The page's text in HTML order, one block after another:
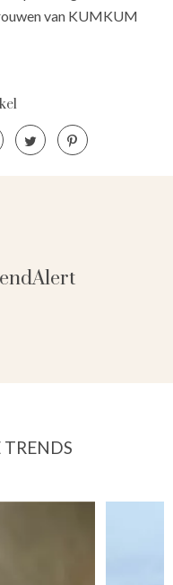
van KUMKUM
TRENDS